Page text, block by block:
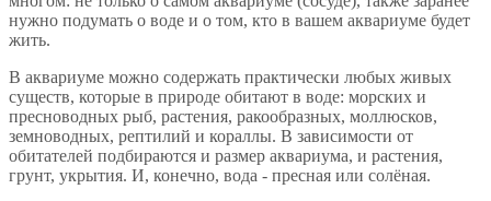
нужно подумать о воде и о том, кто в вашем аквариуме будет
жить.
В аквариуме можно содержать практически любых живых
существ, которые в природе обитают в воде: морских и
пресноводных рыб, растения, ракообразных, моллюсков,
земноводных, рептилий и кораллы. В зависимости от
обитателей подбираются и размер аквариума, и растения,
грунт, укрытия. И, конечно, вода - пресная или солёная.